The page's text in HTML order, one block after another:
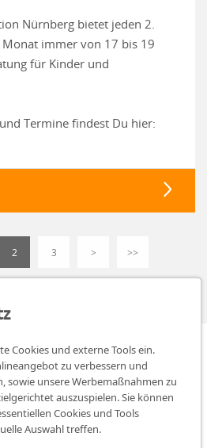
Nürnberg bietet jeden 2.
immer von 17 bis 19
für Kinder und
Termine findest Du hier:
2 3 > >>
Cookies und externe Tools ein.
zu verbessern und
sowie unsere Werbemaßnahmen zu
auszuspielen. Sie können
Cookies und Tools
Auswahl treffen.